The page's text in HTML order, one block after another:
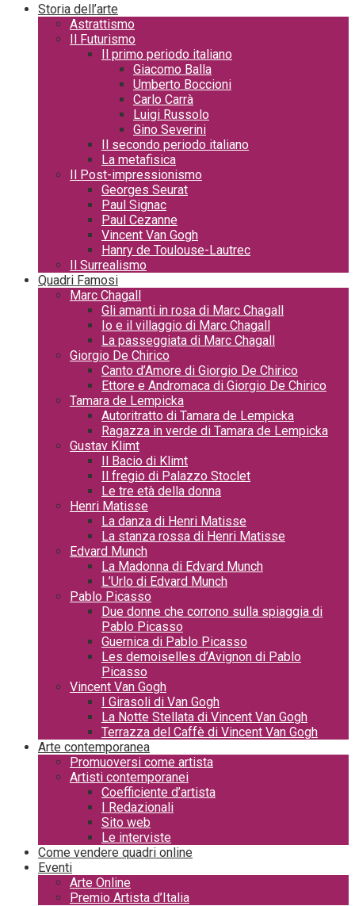
Storia dell’arte
Astrattismo
Il Futurismo
Il primo periodo italiano
Giacomo Balla
Umberto Boccioni
Carlo Carrà
Luigi Russolo
Gino Severini
Il secondo periodo italiano
La metafisica
Il Post-impressionismo
Georges Seurat
Paul Signac
Paul Cezanne
Vincent Van Gogh
Hanry de Toulouse-Lautrec
Il Surrealismo
Quadri Famosi
Marc Chagall
Gli amanti in rosa di Marc Chagall
Io e il villaggio di Marc Chagall
La passeggiata di Marc Chagall
Giorgio De Chirico
Canto d’Amore di Giorgio De Chirico
Ettore e Andromaca di Giorgio De Chirico
Tamara de Lempicka
Autoritratto di Tamara de Lempicka
Ragazza in verde di Tamara de Lempicka
Gustav Klimt
Il Bacio di Klimt
Il fregio di Palazzo Stoclet
Le tre età della donna
Henri Matisse
La danza di Henri Matisse
La stanza rossa di Henri Matisse
Edvard Munch
La Madonna di Edvard Munch
L’Urlo di Edvard Munch
Pablo Picasso
Due donne che corrono sulla spiaggia di
Pablo Picasso
Guernica di Pablo Picasso
Les demoiselles d’Avignon di Pablo
Picasso
Vincent Van Gogh
I Girasoli di Van Gogh
La Notte Stellata di Vincent Van Gogh
Terrazza del Caffè di Vincent Van Gogh
Arte contemporanea
Promuoversi come artista
Artisti contemporanei
Coefficiente d’artista
I Redazionali
Sito web
Le interviste
Come vendere quadri online
Eventi
Arte Online
Premio Artista d’Italia